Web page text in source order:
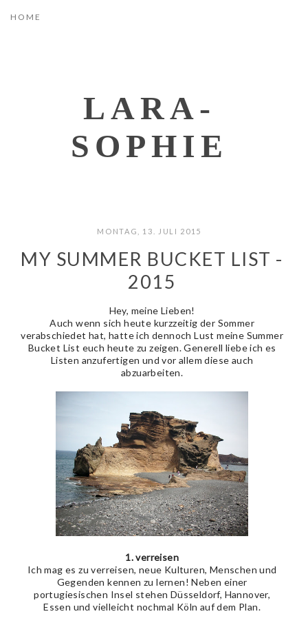
LARA-
SOPHIE
MONTAG, 13. JULI 2015
MY SUMMER BUCKET LIST -
2015
Hey, meine Lieben!
Auch wenn sich heute kurzzeitig der Sommer
verabschiedet hat, hatte ich dennoch Lust meine Summer
Bucket List euch heute zu zeigen. Generell liebe ich es
Listen anzufertigen und vor allem diese auch
abzuarbeiten.
1. verreisen
Ich mag es zu verreisen, neue Kulturen, Menschen und
Gegenden kennen zu lernen! Neben einer
portugiesischen Insel stehen Düsseldorf, Hannover,
Essen und vielleicht nochmal Köln auf dem Plan.